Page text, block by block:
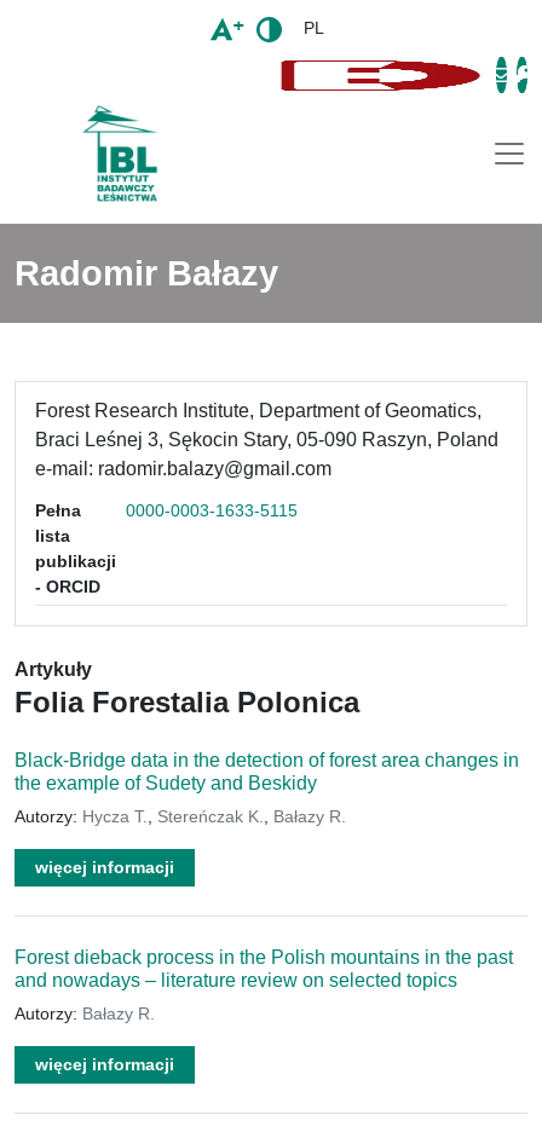
PL
Radomir Bałazy
Forest Research Institute, Department of Geomatics,
Braci Leśnej 3, Sękocin Stary, 05-090 Raszyn, Poland
e-mail: radomir.balazy@gmail.com
Pełna
lista
publikacji
- ORCID
0000-0003-1633-5115
Artykuły
Folia Forestalia Polonica
Black-Bridge data in the detection of forest area changes in
the example of Sudety and Beskidy
Autorzy: Hycza T. Stereńczak K. Bałazy R.
więcej informacji
Forest dieback process in the Polish mountains in the past
and nowadays – literature review on selected topics
Autorzy: Bałazy R.
więcej informacji